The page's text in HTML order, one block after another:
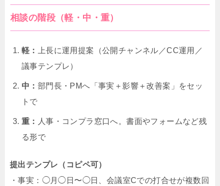
相談の階段（軽・中・重）
軽：
上長に運用提案（公開チャンネル／CC運用／
議事テンプレ）
中： 部門長・PMへ「事実＋影響＋改善案」をセッ
トで
重：
人事・コンプラ窓口へ。書面やフォームなど残
る形で
提出テンプレ（コピペ可）
・事実：◯月◯日〜◯日、会議室Cでの打合せが複数回